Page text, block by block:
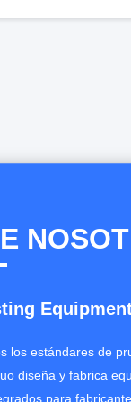
los estándares de
diseña y fabrica
para